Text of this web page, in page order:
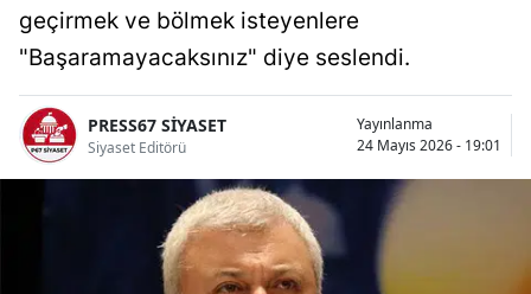
geçirmek ve bölmek isteyenlere
"Başaramayacaksınız" diye seslendi.
PRESS67 SİYASET
Siyaset Editörü
Yayınlanma
24 Mayıs 2026 - 19:01